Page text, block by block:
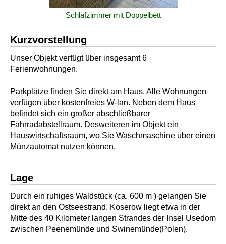
Schlafzimmer mit Doppelbett
Kurzvorstellung
Unser Objekt verfügt über insgesamt 6
Ferienwohnungen.
Parkplätze finden Sie direkt am Haus. Alle Wohnungen
verfügen über kostenfreies W-lan. Neben dem Haus
befindet sich ein großer abschließbarer
Fahrradabstellraum. Desweiteren im Objekt ein
Hauswirtschaftsraum, wo Sie Waschmaschine über einen
Münzautomat nutzen können.
Lage
Durch ein ruhiges Waldstück (ca. 600 m ) gelangen Sie
direkt an den Ostseestrand. Koserow liegt etwa in der
Mitte des 40 Kilometer langen Strandes der Insel Usedom
zwischen Peenemünde und Swinemünde(Polen).